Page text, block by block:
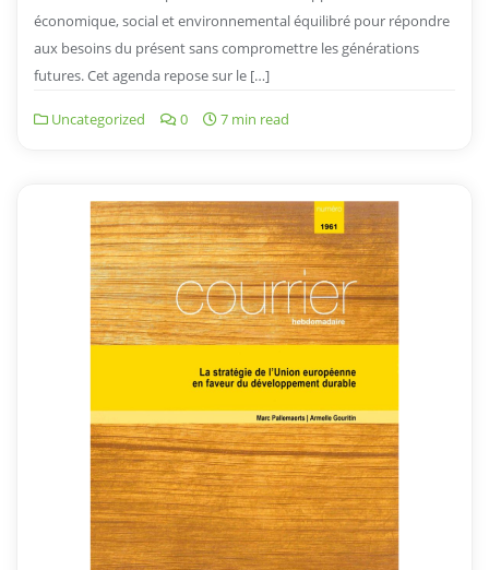
économique, social et environnemental équilibré pour répondre
aux besoins du présent sans compromettre les générations
futures. Cet agenda repose sur le […]
Uncategorized 0 7 min read